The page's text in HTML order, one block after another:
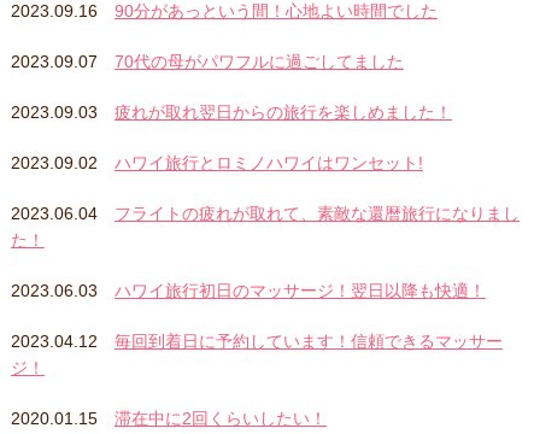
2023.09.16 90分があっという間！心地よい時間でした
2023.09.07 70代の母がパワフルに過ごしてました
2023.09.03 疲れが取れ翌日からの旅行を楽しめました！
2023.09.02 ハワイ旅行とロミノハワイはワンセット!
2023.06.04
フライトの疲れが取れて、素敵な還暦旅行になりまし
た！
2023.06.03 ハワイ旅行初日のマッサージ！翌日以降も快適！
2023.04.12
毎回到着日に予約しています！信頼できるマッサー
ジ！
2020.01.15 滞在中に2回くらいしたい！